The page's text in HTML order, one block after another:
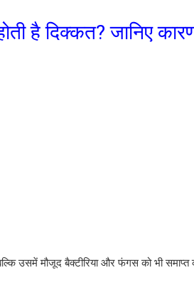
है दिक्कत? जानिए
उसमें मौजूद बैक्टीरिया और फंगस को भी समाप्त